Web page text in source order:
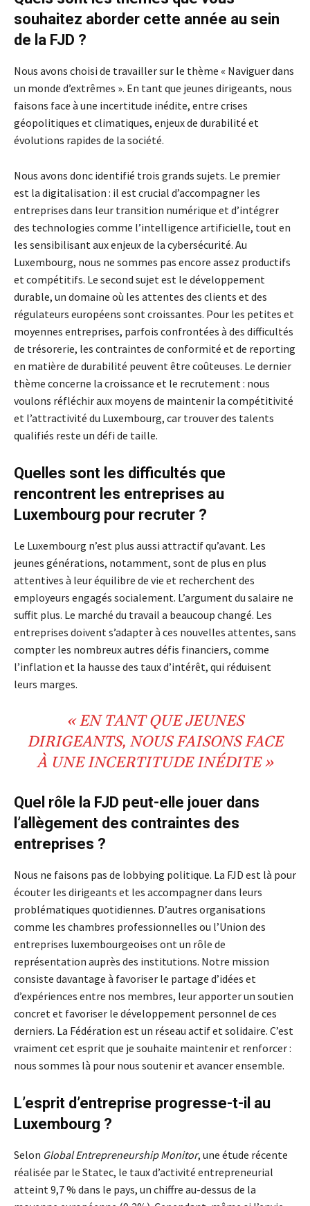
souhaitez aborder cette année au sein
de la FJD ?
Nous avons choisi de travailler sur le thème « Naviguer dans
un monde d’extrêmes ». En tant que jeunes dirigeants, nous
faisons face à une incertitude inédite, entre crises
géopolitiques et climatiques, enjeux de durabilité et
évolutions rapides de la société.
Nous avons donc identifié trois grands sujets. Le premier
est la digitalisation : il est crucial d’accompagner les
entreprises dans leur transition numérique et d’intégrer
des technologies comme l’intelligence artificielle, tout en
les sensibilisant aux enjeux de la cybersécurité. Au
Luxembourg, nous ne sommes pas encore assez productifs
et compétitifs. Le second sujet est le développement
durable, un domaine où les attentes des clients et des
régulateurs européens sont croissantes. Pour les petites et
moyennes entreprises, parfois confrontées à des difficultés
de trésorerie, les contraintes de conformité et de reporting
en matière de durabilité peuvent être coûteuses. Le dernier
thème concerne la croissance et le recrutement : nous
voulons réfléchir aux moyens de maintenir la compétitivité
et l’attractivité du Luxembourg, car trouver des talents
qualifiés reste un défi de taille.
Quelles sont les difficultés que
rencontrent les entreprises au
Luxembourg pour recruter ?
Le Luxembourg n’est plus aussi attractif qu’avant. Les
jeunes générations, notamment, sont de plus en plus
attentives à leur équilibre de vie et recherchent des
employeurs engagés socialement. L’argument du salaire ne
suffit plus. Le marché du travail a beaucoup changé. Les
entreprises doivent s’adapter à ces nouvelles attentes, sans
compter les nombreux autres défis financiers, comme
l’inflation et la hausse des taux d’intérêt, qui réduisent
leurs marges.
« EN TANT QUE JEUNES
DIRIGEANTS, NOUS FAISONS FACE
À UNEINCERTITUDEINÉDITE»
Quel rôle la FJD peut-elle jouer dans
l’allègement des contraintes des
entreprises ?
Nous ne faisons pas de lobbying politique. La FJD est là pour
écouter les dirigeants et les accompagner dans leurs
problématiques quotidiennes. D’autres organisations
comme les chambres professionnelles ou l’Union des
entreprises luxembourgeoises ont un rôle de
représentation auprès des institutions. Notre mission
consiste davantage à favoriser le partage d’idées et
d’expériences entre nos membres, leur apporter un soutien
concret et favoriser le développement personnel de ces
derniers. La Fédération est un réseau actif et solidaire. C’est
vraiment cet esprit que je souhaite maintenir et renforcer :
nous sommes là pour nous soutenir et avancer ensemble.
L’esprit d’entreprise progresse-t-il au
Luxembourg ?
Selon Global Entrepreneurship Monitor, une étude récente
réalisée par le Statec, le taux d’activité entrepreneurial
atteint 9,7 % dans le pays, un chiffre au-dessus de la